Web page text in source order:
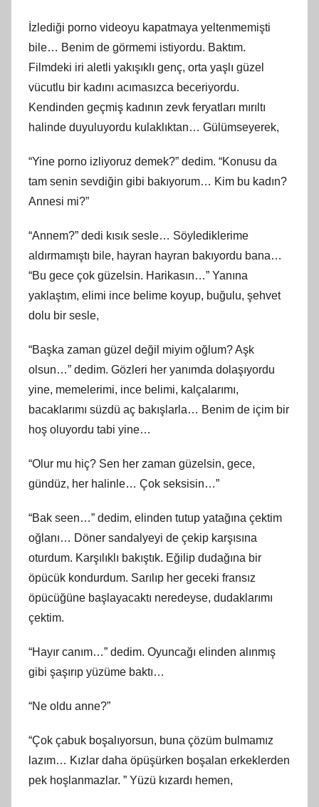
İzlediği porno videoyu kapatmaya yeltenmemişti
bile… Benim de görmemi istiyordu. Baktım.
Filmdeki iri aletli yakışıklı genç, orta yaşlı güzel
vücutlu bir kadını acımasızca beceriyordu.
Kendinden geçmiş kadının zevk feryatları mırıltı
halinde duyuluyordu kulaklıktan… Gülümseyerek,
“Yine porno izliyoruz demek?” dedim. “Konusu da
tam senin sevdiğin gibi bakıyorum… Kim bu kadın?
Annesi mi?”
“Annem?” dedi kısık sesle… Söylediklerime
aldırmamıştı bile, hayran hayran bakıyordu bana…
“Bu gece çok güzelsin. Harikasın…” Yanına
yaklaştım, elimi ince belime koyup, buğulu, şehvet
dolu bir sesle,
“Başka zaman güzel değil miyim oğlum? Aşk
olsun…” dedim. Gözleri her yanımda dolaşıyordu
yine, memelerimi, ince belimi, kalçalarımı,
bacaklarımı süzdü aç bakışlarla… Benim de içim bir
hoş oluyordu tabi yine…
“Olur mu hiç? Sen her zaman güzelsin, gece,
gündüz, her halinle… Çok seksisin…”
“Bak seen…” dedim, elinden tutup yatağına çektim
oğlanı… Döner sandalyeyi de çekip karşısına
oturdum. Karşılıklı bakıştık. Eğilip dudağına bir
öpücük kondurdum. Sarılıp her geceki fransız
öpücüğüne başlayacaktı neredeyse, dudaklarımı
çektim.
“Hayır canım…” dedim. Oyuncağı elinden alınmış
gibi şaşırıp yüzüme baktı…
“Ne oldu anne?”
“Çok çabuk boşalıyorsun, buna çözüm bulmamız
lazım… Kızlar daha öpüşürken boşalan erkeklerden
pek hoşlanmazlar. ” Yüzü kızardı hemen,